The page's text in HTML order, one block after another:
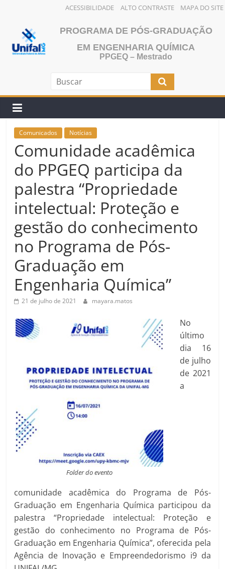
ACESSIBILIDADE ALTO CONTRASTE MAPA DO SITE
conteúdo
PROGRAMA DE PÓS-GRADUAÇÃO
EM ENGENHARIA QUÍMICA
PPGEQ – Mestrado
Comunicados Notícias
Comunidade acadêmica
do PPGEQ participa da
palestra “Propriedade
intelectual: Proteção e
gestão do conhecimento
no Programa de Pós-
Graduação em
Engenharia Química”
21 de julho de 2021 mayara.matos
Folder do evento
No
último
dia 16
de julho
de 2021
a
comunidade acadêmica do Programa de Pós-
Graduação em Engenharia Química participou da
palestra “Propriedade intelectual: Proteção e
gestão do conhecimento no Programa de Pós-
Graduação em Engenharia Química”, oferecida pela
Agência de Inovação e Empreendedorismo i9 da